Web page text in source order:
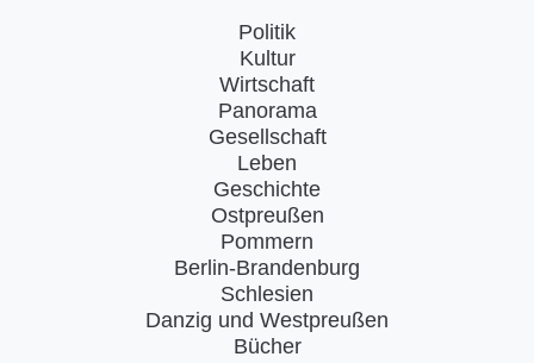
Politik
Kultur
Wirtschaft
Panorama
Gesellschaft
Leben
Geschichte
Ostpreußen
Pommern
Berlin-Brandenburg
Schlesien
Danzig und Westpreußen
Bücher